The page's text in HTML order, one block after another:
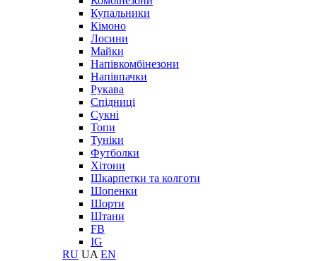
Купальники
Кімоно
Лосини
Майки
Напівкомбінезони
Напівпачки
Рукава
Спідниці
Сукні
Топи
Туніки
Футболки
Хітони
Шкарпетки та колготи
Шопенки
Шорти
Штани
FB
IG
RU UA EN